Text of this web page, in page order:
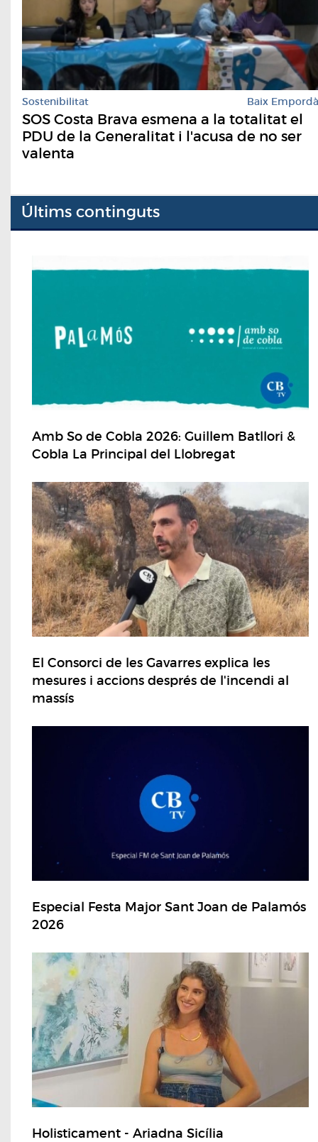
Sostenibilitat Baix Empordà
SOS Costa Brava esmena a la totalitat el
PDU de la Generalitat i l'acusa de no ser
valenta
Últims continguts
Amb So de Cobla 2026: Guillem Batllori &
Cobla La Principal del Llobregat
El Consorci de les Gavarres explica les
mesures i accions després de l'incendi al
massís
Especial Festa Major Sant Joan de Palamós
2026
Holisticament - Ariadna Sicília